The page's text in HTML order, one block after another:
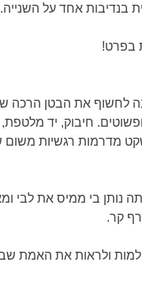
בנדיבות אחד על השנייה.
בפרט!
לחשוף את הבטן הרכה
חיבוק, יד
מדרמות רגשיות משום
בי ממיס את לבי
קר.
עולמות ולראות את האמת